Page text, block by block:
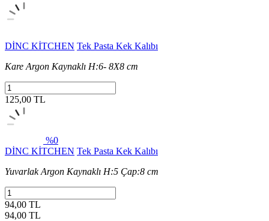
DİNC KİTCHEN Tek Pasta Kek Kalıbı
Kare Argon Kaynaklı H:6- 8X8 cm
125,00 TL
%0
DİNC KİTCHEN Tek Pasta Kek Kalıbı
Yuvarlak Argon Kaynaklı H:5 Çap:8 cm
94,00 TL
94,00 TL